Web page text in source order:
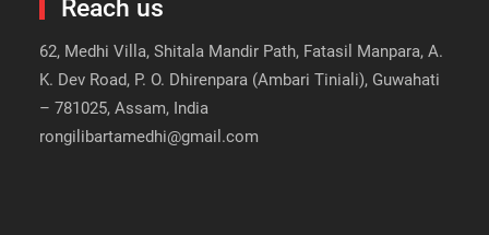
Reach us
62, Medhi Villa, Shitala Mandir Path, Fatasil Manpara, A.
K. Dev Road, P. O. Dhirenpara (Ambari Tiniali), Guwahati
– 781025, Assam, India
rongilibartamedhi@gmail.com